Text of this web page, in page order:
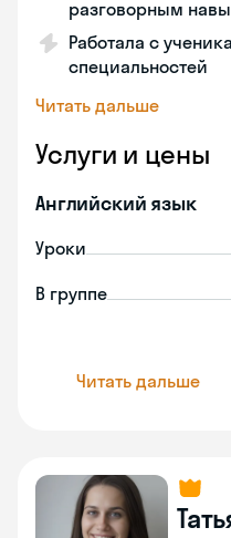
разговорным
Работала с
специальностей
Читать дальше
Услуги и цены
Английский язык
Уроки
В группе
Читать дальше